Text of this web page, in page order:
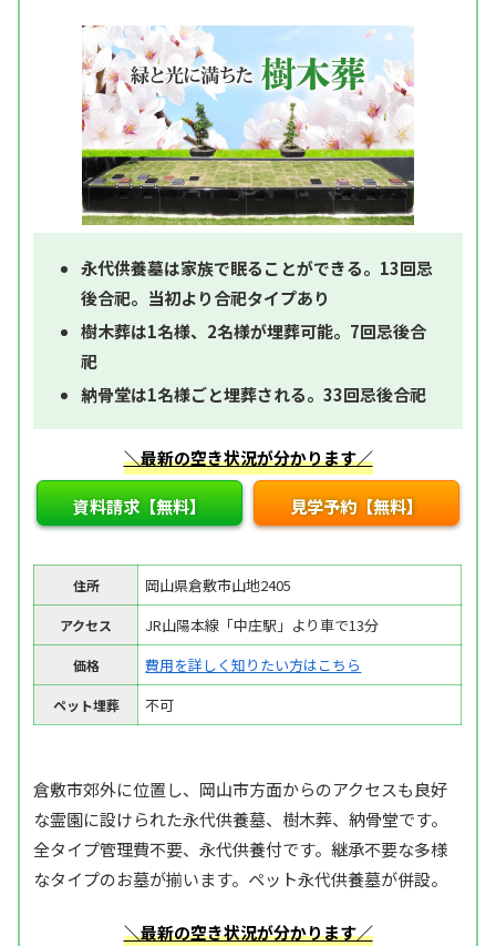
永代供養墓は家族で眠ることができる。13回忌
後合祀。当初より合祀タイプあり
樹木葬は1名様、2名様が埋葬可能。7回忌後合
祀
納骨堂は1名様ごと埋葬される。33回忌後合祀
＼最新の空き状況が分かります／
資料請求【無料】 見学予約【無料】
住所 岡山県倉敷市山地2405
アクセス JR山陽本線「中庄駅」より車で13分
価格 費用を詳しく知りたい方はこちら
ペット埋葬 不可
倉敷市郊外に位置し、岡山市方面からのアクセスも良好
な霊園に設けられた永代供養墓、樹木葬、納骨堂です。
全タイプ管理費不要、永代供養付です。継承不要な多様
なタイプのお墓が揃います。ペット永代供養墓が併設。
＼最新の空き状況が分かります／